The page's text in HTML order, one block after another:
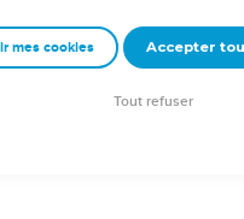
1992, 1999 by Biblica, Inc.® Used
mes cookies Accepter
Tout refuser